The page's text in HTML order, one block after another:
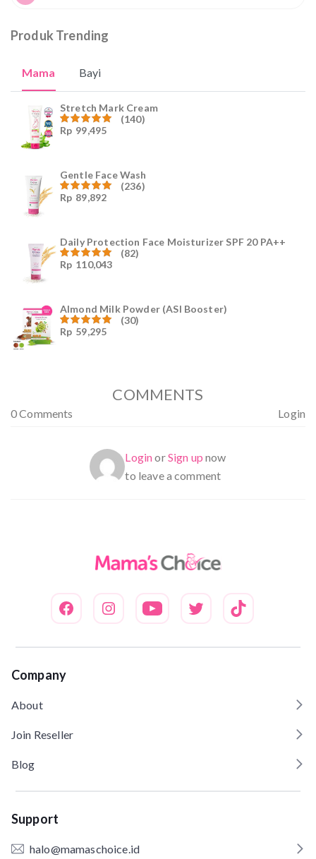
Produk Trending
Mama Bayi
Stretch Mark Cream
Dinilai
(140)
Rp 99,495
Gentle Face Wash
Dinilai
(236)
Rp 89,892
Daily Protection Face Moisturizer SPF 20 PA++
Dinilai
(82)
Rp 110,043
Almond Milk Powder (ASI Booster)
Dinilai5.00
(30)
Rp 59,295
COMMENTS
0 Comments Login
LoginorSign up now
to leave a comment
Company
About
Join Reseller
Blog
Support
halo@mamaschoice.id